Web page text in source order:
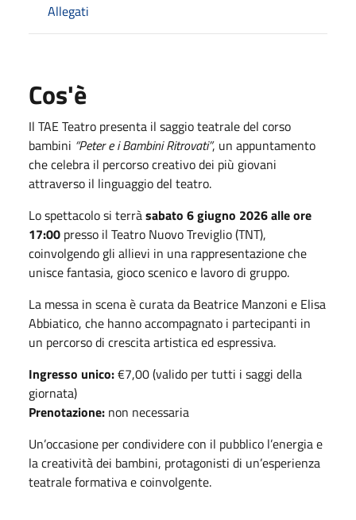
Allegati
Cos'è
Il TAE Teatro presenta il saggio teatrale del corso
bambini “Peter e i Bambini Ritrovati”, un appuntamento
che celebra il percorso creativo dei più giovani
attraverso il linguaggio del teatro.
Lo spettacolo si terràsabato 6 giugno 2026 alle ore
17:00 presso il Teatro Nuovo Treviglio (TNT),
coinvolgendo gli allievi in una rappresentazione che
unisce fantasia, gioco scenico e lavoro di gruppo.
La messa in scena è curata da Beatrice Manzoni e Elisa
Abbiatico, che hanno accompagnato i partecipanti in
un percorso di crescita artistica ed espressiva.
Ingresso unico:€7,00 (valido per tutti i saggi della
giornata)
Prenotazione: non necessaria
Un’occasione per condividere con il pubblico l’energia e
la creatività dei bambini, protagonisti di un’esperienza
teatrale formativa e coinvolgente.